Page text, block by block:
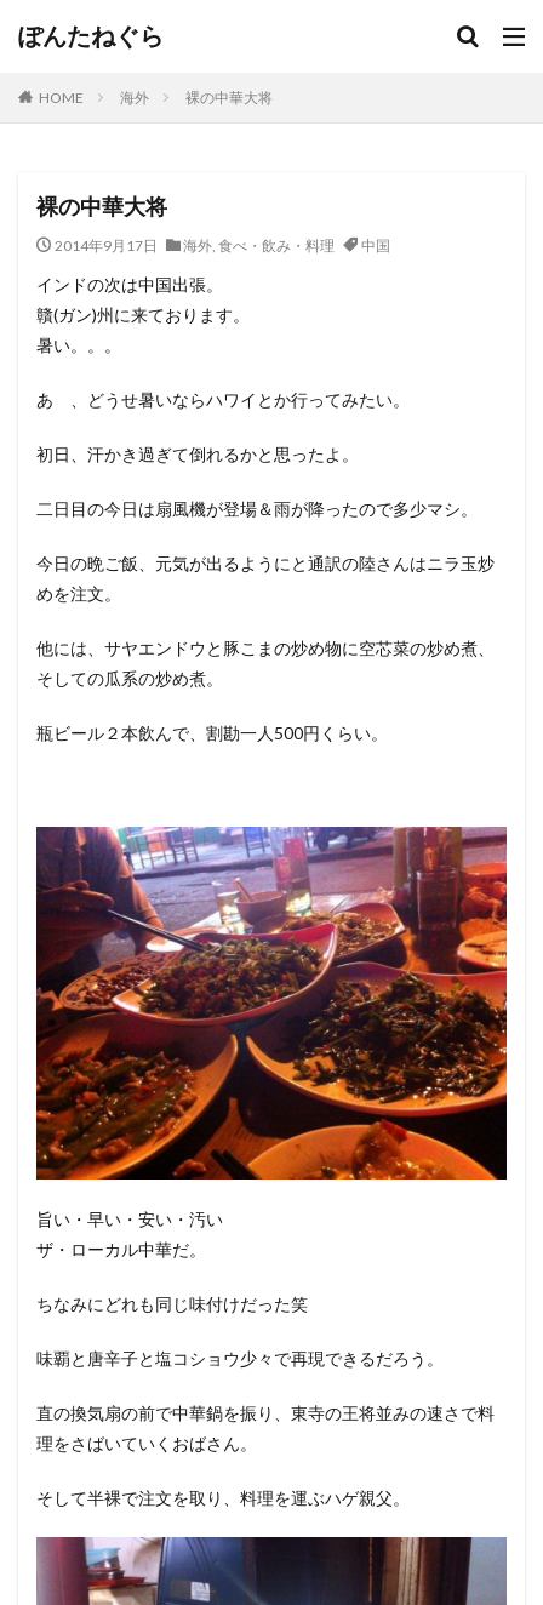
ぽんたねぐら
HOME 海外 裸の中華大将
裸の中華大将
2014年9月17日 海外, 食べ・飲み・料理 中国
インドの次は中国出張。
贛(ガン)州に来ております。
暑い。。。
あゝ、どうせ暑いならハワイとか行ってみたい。
初日、汗かき過ぎて倒れるかと思ったよ。
二日目の今日は扇風機が登場＆雨が降ったので多少マシ。
今日の晩ご飯、元気が出るようにと通訳の陸さんはニラ玉炒
めを注文。
他には、サヤエンドウと豚こまの炒め物に空芯菜の炒め煮、
そしての瓜系の炒め煮。
瓶ビール２本飲んで、割勘一人500円くらい。
旨い・早い・安い・汚い
ザ・ローカル中華だ。
ちなみにどれも同じ味付けだった笑
味覇と唐辛子と塩コショウ少々で再現できるだろう。
直の換気扇の前で中華鍋を振り、東寺の王将並みの速さで料
理をさばいていくおばさん。
そして半裸で注文を取り、料理を運ぶハゲ親父。